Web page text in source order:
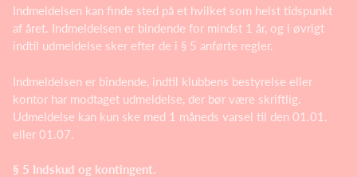
Indmeldelsen kan finde sted på et hvilket som helst tidspunkt
af året. Indmeldelsen er bindende for mindst 1 år, og i øvrigt
indtil udmeldelse sker efter de i § 5 anførte regler.
Indmeldelsen er bindende, indtil klubbens bestyrelse eller
kontor har modtaget udmeldelse, der bør være skriftlig.
Udmeldelse kan kun ske med 1 måneds varsel til den 01.01.
eller 01.07.
§ 5 Indskud og kontingent.